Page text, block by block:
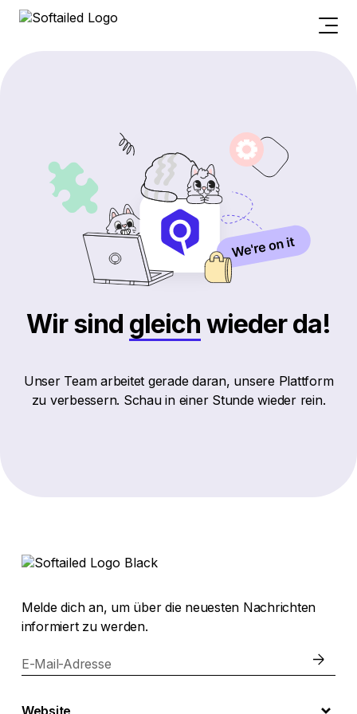
Wir sind gleich wieder da!
Unser Team arbeitet gerade daran, unsere Plattform
zu verbessern. Schau in einer Stunde wieder rein.
Melde dich an, um über die neuesten Nachrichten
informiert zu werden.
E-Mail-Adresse
Website